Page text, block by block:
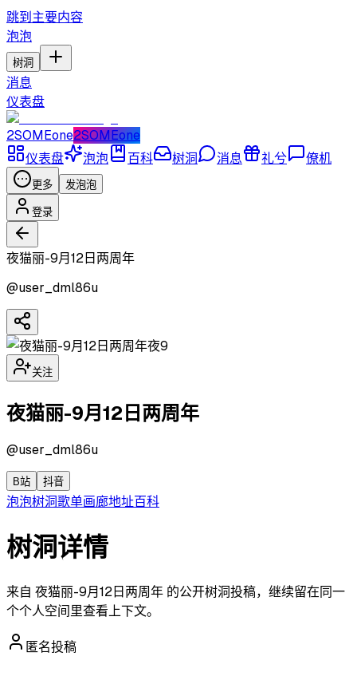
跳到主要内容
泡泡
树洞
消息
仪表盘
2SOMEone2SOMEone
仪表盘
泡泡 百科 树洞 消息 礼兮 僚机
更多 发泡泡
登录
夜猫丽-9月12日两周年
@user_dml86u
夜9
关注
夜猫丽-9月12日两周年
@user_dml86u
B站 抖音
泡泡树洞歌单画廊地址百科
树洞详情
来自 夜猫丽-9月12日两周年 的公开树洞投稿，继续留在同一
个个人空间里查看上下文。
匿名投稿